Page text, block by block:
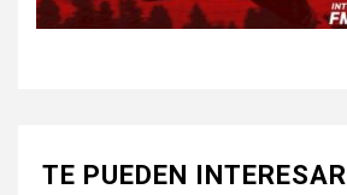
TE PUEDEN INTERESAR